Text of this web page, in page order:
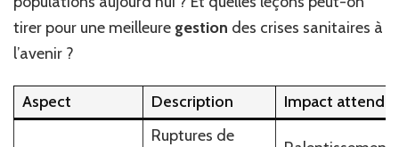
tirer pour une meilleure gestion des crises sanitaires à
l’avenir ?
Aspect Description Impact attendu
Ruptures de